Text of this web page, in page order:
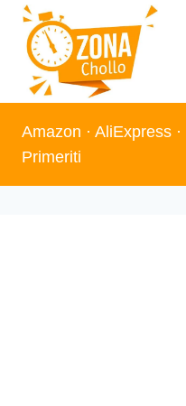
Saltar
contenido
Amazon · AliExpress ·
Primeriti